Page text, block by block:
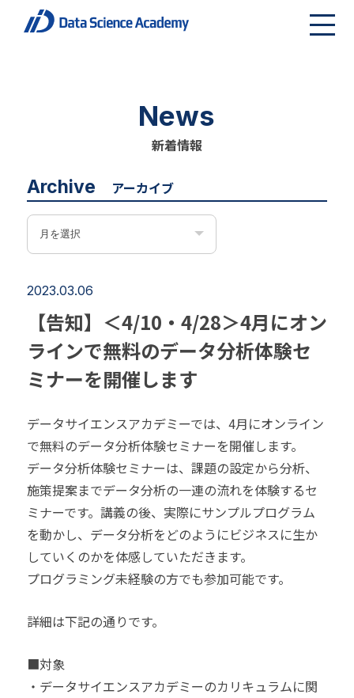
News
新着情報
2023.03.06
【告知】＜4/10・4/28＞4月にオン
ラインで無料のデータ分析体験セ
ミナーを開催します
データサイエンスアカデミーでは、4月にオンライン
で無料のデータ分析体験セミナーを開催します。
データ分析体験セミナーは、課題の設定から分析、
施策提案までデータ分析の一連の流れを体験するセ
ミナーです。講義の後、実際にサンプルプログラム
を動かし、データ分析をどのようにビジネスに生か
していくのかを体感していただきます。
プログラミング未経験の方でも参加可能です。
詳細は下記の通りです。
■対象
・データサイエンスアカデミーのカリキュラムに関
Archive アーカイブ